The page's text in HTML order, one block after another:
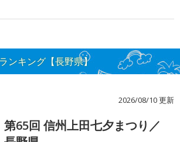
ンキング【長野県】
2026/08/10 更新
第65回 信州上田七夕まつり／